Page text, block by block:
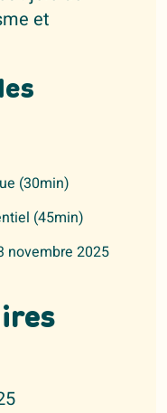
et
(30min)
(45min)
novembre 2025